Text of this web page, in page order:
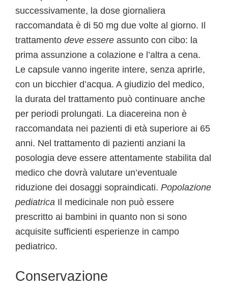
successivamente, la dose giornaliera
raccomandata è di 50 mg due volte al giorno. Il
trattamento deve essere assunto con cibo: la
prima assunzione a colazione e l’altra a cena.
Le capsule vanno ingerite intere, senza aprirle,
con un bicchier d’acqua. A giudizio del medico,
la durata del trattamento può continuare anche
per periodi prolungati. La diacereina non è
raccomandata nei pazienti di età superiore ai 65
anni. Nel trattamento di pazienti anziani la
posologia deve essere attentamente stabilita dal
medico che dovrà valutare un’eventuale
riduzione dei dosaggi sopraindicati. Popolazione
pediatrica Il medicinale non può essere
prescritto ai bambini in quanto non si sono
acquisite sufficienti esperienze in campo
pediatrico.
Conservazione